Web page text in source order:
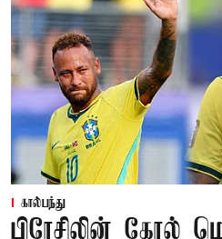
கால்பந்து
பிரேசிலின் கோல்